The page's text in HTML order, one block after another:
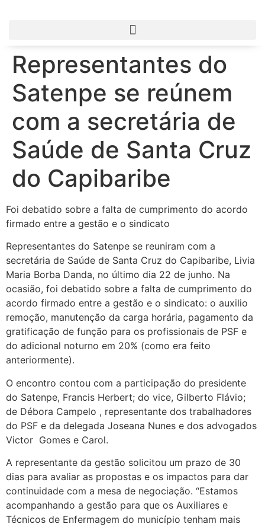
Representantes do
Satenpe se reúnem
com a secretária de
Saúde de Santa Cruz
do Capibaribe
Foi debatido sobre a falta de cumprimento do acordo
firmado entre a gestão e o sindicato
Representantes do Satenpe se reuniram com a
secretária de Saúde de Santa Cruz do Capibaribe, Livia
Maria Borba Danda, no último dia 22 de junho. Na
ocasião, foi debatido sobre a falta de cumprimento do
acordo firmado entre a gestão e o sindicato: o auxilio
remoção, manutenção da carga horária, pagamento da
gratificação de função para os profissionais de PSF e
do adicional noturno em 20% (como era feito
anteriormente).
O encontro contou com a participação do presidente
do Satenpe, Francis Herbert; do vice, Gilberto Flávio;
de Débora Campelo , representante dos trabalhadores
do PSF e da delegada Joseana Nunes e dos advogados
Victor Gomes e Carol.
A representante da gestão solicitou um prazo de 30
dias para avaliar as propostas e os impactos para dar
continuidade com a mesa de negociação. “Estamos
acompanhando a gestão para que os Auxiliares e
Técnicos de Enfermagem do município tenham mais